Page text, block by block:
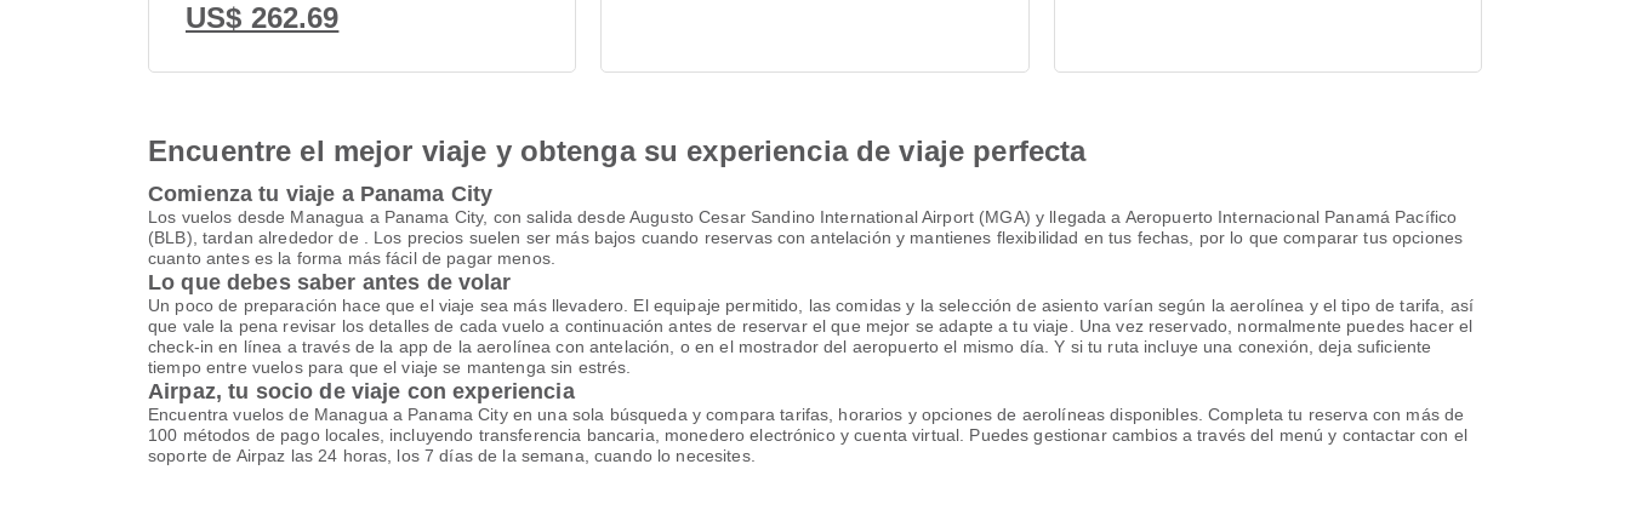
US$ 262.69
Encuentre el mejor viaje y obtenga su experiencia de viaje perfecta
Comienza tu viaje a Panama City
Los vuelos desde Managua a Panama City, con salida desde Augusto Cesar Sandino International Airport (MGA) y llegada a Aeropuerto Internacional Panamá Pacífico
(BLB), tardan alrededor de . Los precios suelen ser más bajos cuando reservas con antelación y mantienes flexibilidad en tus fechas, por lo que comparar tus opciones
cuanto antes es la forma más fácil de pagar menos.
Lo que debes saber antes de volar
Un poco de preparación hace que el viaje sea más llevadero. El equipaje permitido, las comidas y la selección de asiento varían según la aerolínea y el tipo de tarifa, así
que vale la pena revisar los detalles de cada vuelo a continuación antes de reservar el que mejor se adapte a tu viaje. Una vez reservado, normalmente puedes hacer el
check-in en línea a través de la app de la aerolínea con antelación, o en el mostrador del aeropuerto el mismo día. Y si tu ruta incluye una conexión, deja suficiente
tiempo entre vuelos para que el viaje se mantenga sin estrés.
Airpaz, tu socio de viaje con experiencia
Encuentra vuelos de Managua a Panama City en una sola búsqueda y compara tarifas, horarios y opciones de aerolíneas disponibles. Completa tu reserva con más de
100 métodos de pago locales, incluyendo transferencia bancaria, monedero electrónico y cuenta virtual. Puedes gestionar cambios a través del menú y contactar con el
soporte de Airpaz las 24 horas, los 7 días de la semana, cuando lo necesites.